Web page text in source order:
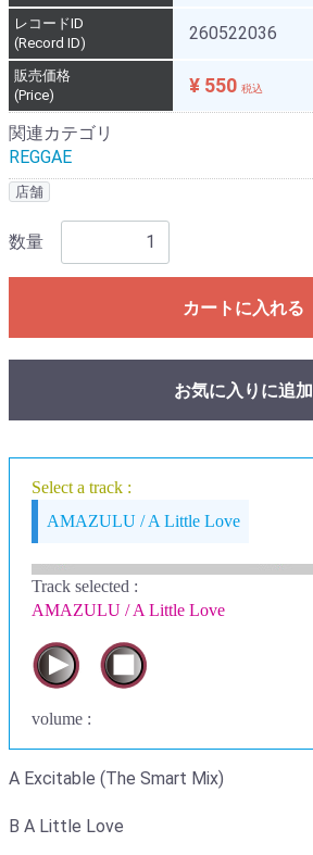
レコードID
(Record ID)
260522036
販売価格
(Price)
¥ 550 税込
関連カテゴリ
REGGAE
店舗
数量
カートに入れる
お気に入りに追加
Select a track :
AMAZULU / A Little Love
Track selected :
AMAZULU / A Little Love
volume :
A Excitable (The Smart Mix)
B A Little Love